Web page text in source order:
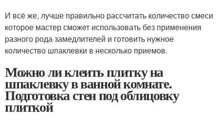
И всё же, лучше правильно рассчитать количество смеси
которое мастер сможет использовать без применения
разного рода замедлителей и готовить нужное
количество шпаклевки в несколько приемов.
Можно ли клеить плитку на
шпаклевку в ванной комнате.
Подготовка стен под облицовку
плиткой